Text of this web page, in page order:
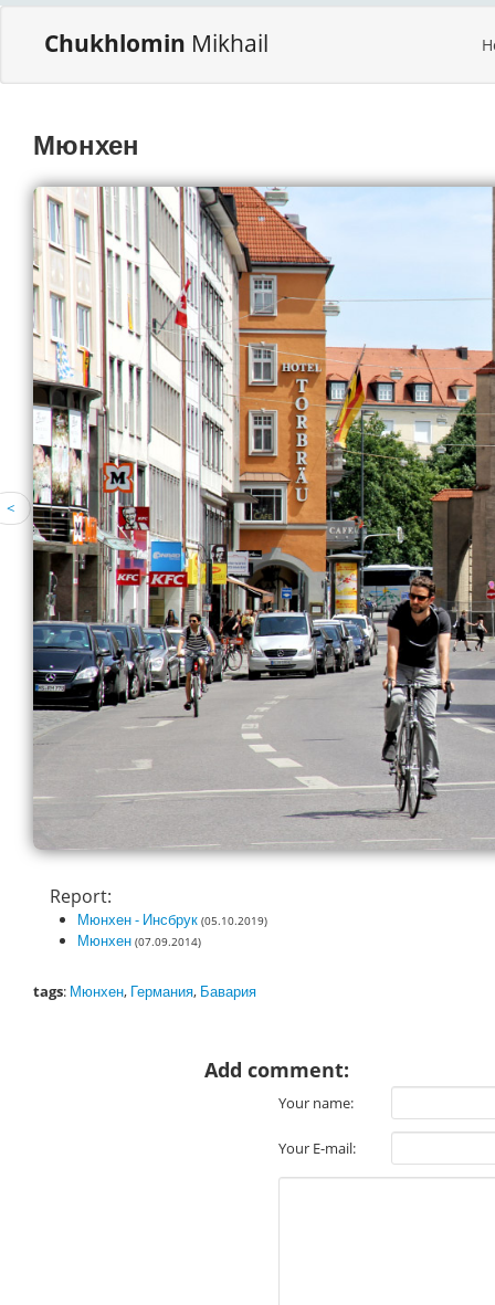
Chukhlomin Mikhail
Мюнхен
<
Report:
Мюнхен - Инсбрук (05.10.2019)
Мюнхен (07.09.2014)
tags: Мюнхен, Германия, Бавария
Add comment:
Your name:
Your E-mail: